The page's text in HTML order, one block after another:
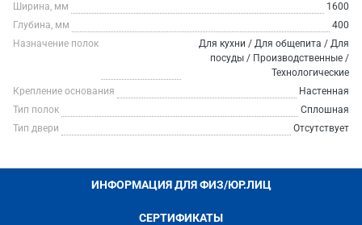
Ширина, мм
1600
Глубина, мм
400
Назначение полок
Для кухни / Для общепита / Для
посуды / Производственные /
Технологические
Крепление основания
Настенная
Тип полок
Сплошная
Тип двери
Отсутствует
ИНФОРМАЦИЯ ДЛЯ ФИЗ/ЮР.ЛИЦ
СЕРТИФИКАТЫ